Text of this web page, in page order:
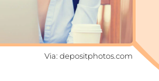
Via: depositphotos.com